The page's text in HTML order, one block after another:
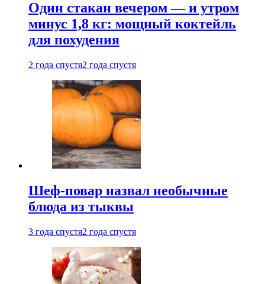
Один стакан вечером — и утром
минус 1,8 кг: мощный коктейль
для похудения
2 года спустя2 года спустя
Шеф-повар назвал необычные
блюда из тыквы
3 года спустя2 года спустя